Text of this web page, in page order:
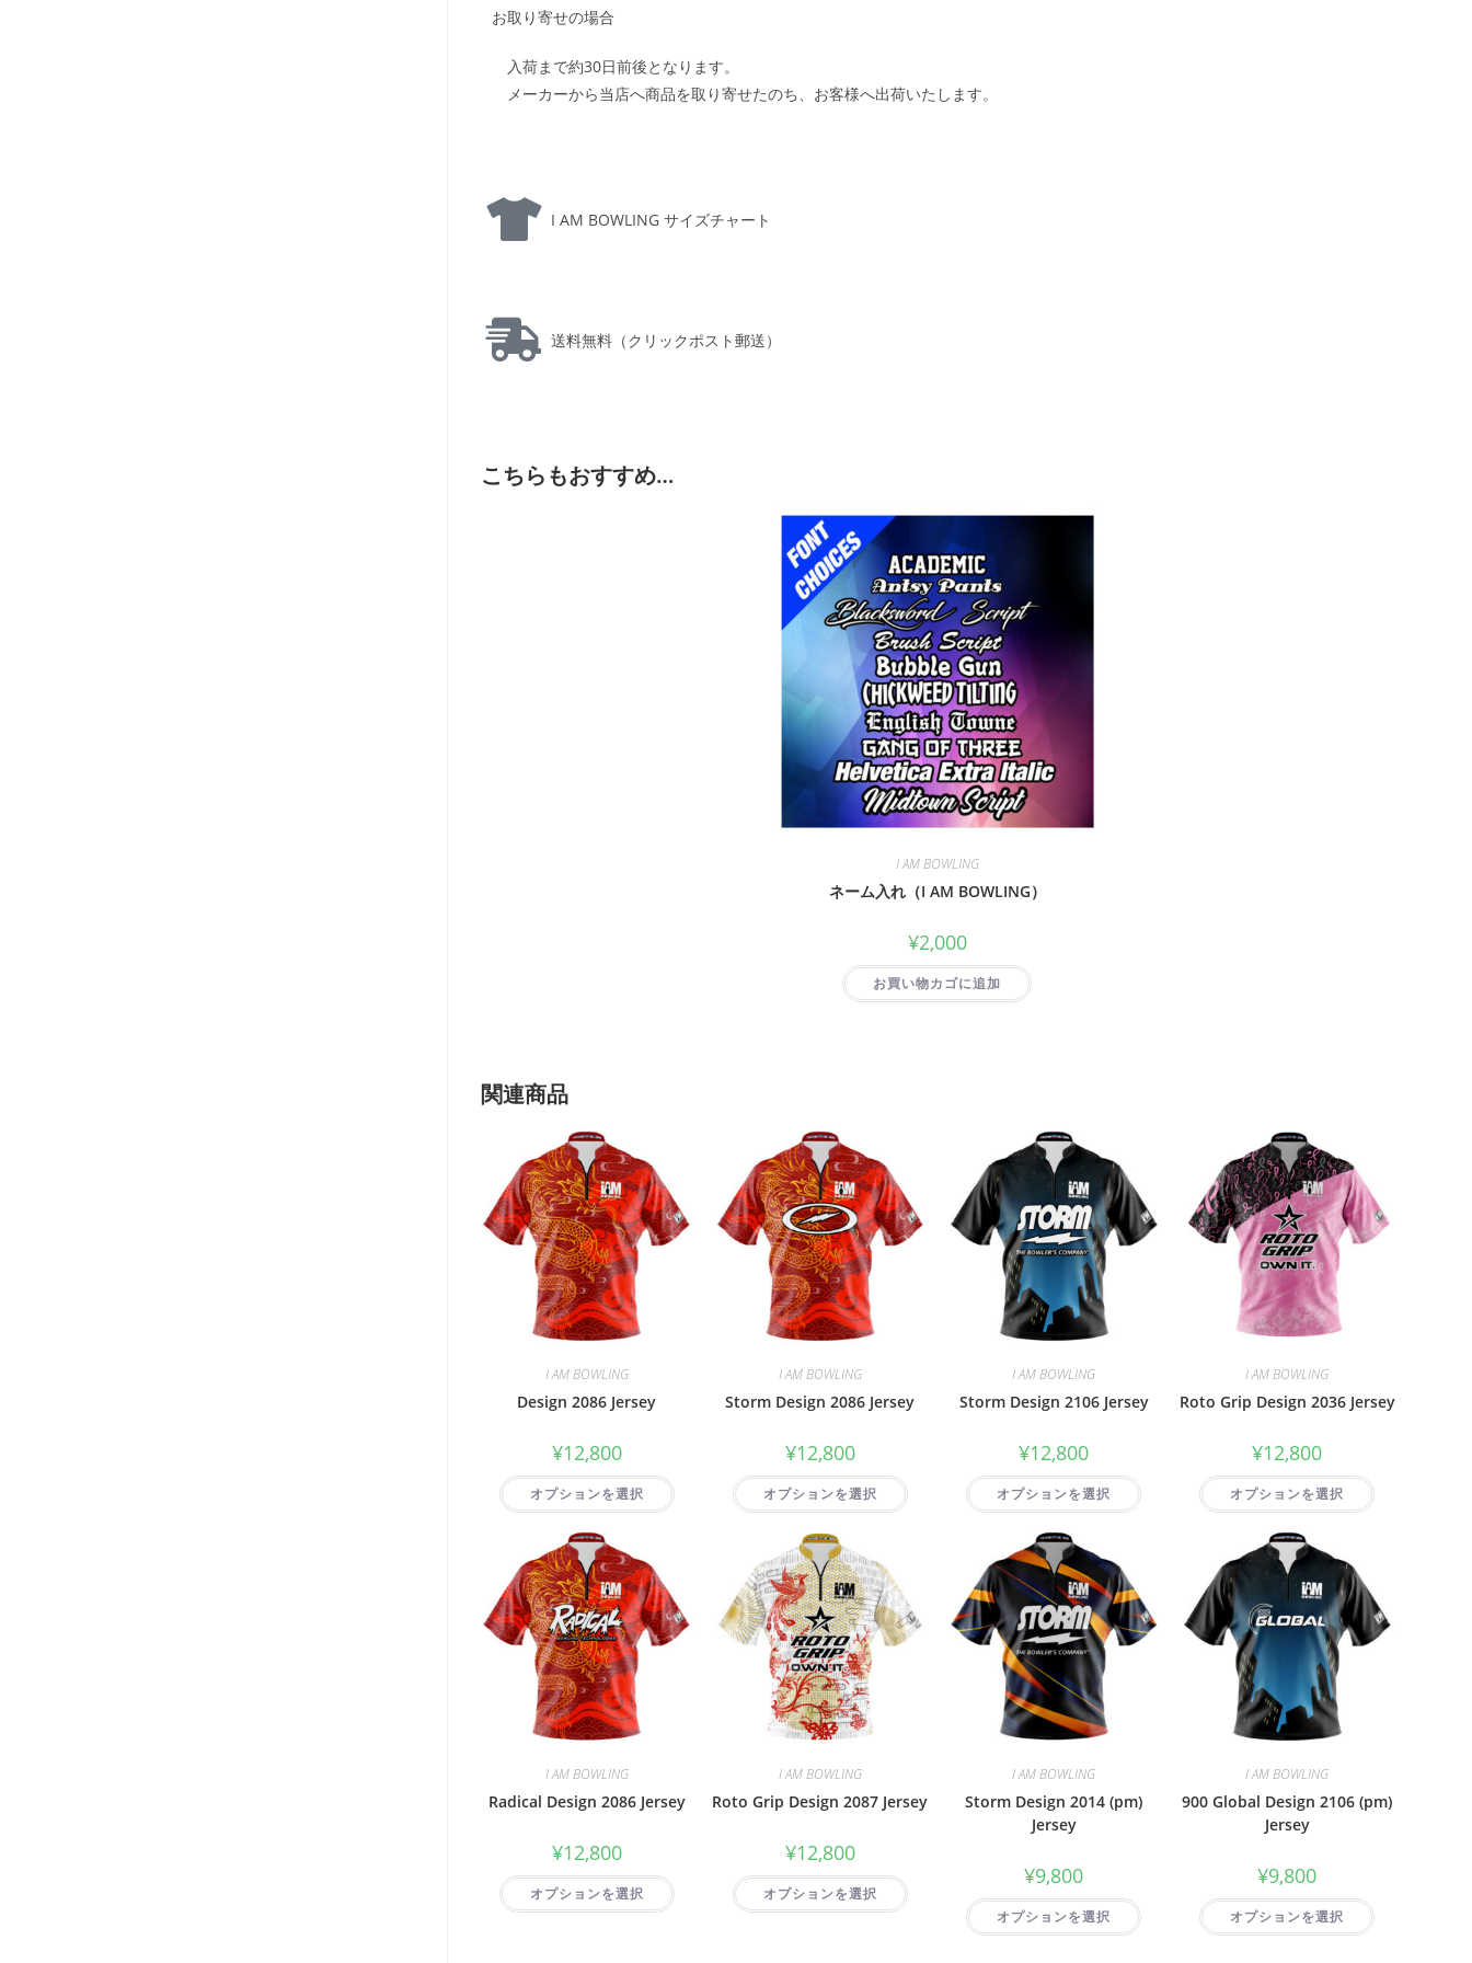
お取り寄せの場合
入荷まで約30日前後となります。
メーカーから当店へ商品を取り寄せたのち、お客様へ出荷いたします。
I AM BOWLING サイズチャート
送料無料（クリックポスト郵送）
こちらもおすすめ…
I AM BOWLING
ネーム入れ（I AM BOWLING）
¥2,000
お買い物カゴに追加
関連商品
I AM BOWLING
Design 2086 Jersey
¥12,800
オプションを選択
I AM BOWLING
Storm Design 2086 Jersey
¥12,800
オプションを選択
I AM BOWLING
Storm Design 2106 Jersey
¥12,800
オプションを選択
I AM BOWLING
Roto Grip Design 2036 Jersey
¥12,800
オプションを選択
I AM BOWLING
Radical Design 2086 Jersey
¥12,800
オプションを選択
I AM BOWLING
Roto Grip Design 2087 Jersey
¥12,800
オプションを選択
I AM BOWLING
Storm Design 2014 (pm)
Jersey
¥9,800
オプションを選択
I AM BOWLING
900 Global Design 2106 (pm)
Jersey
¥9,800
オプションを選択